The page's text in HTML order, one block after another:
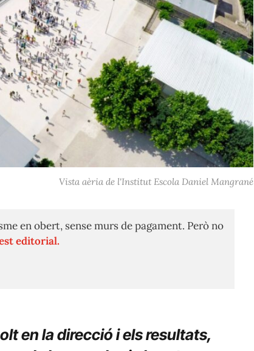
Vista aèria de l'Institut Escola Daniel Mangrané
en obert, sense murs de pagament. Però no
editorial.
en la direcció i els resultats,